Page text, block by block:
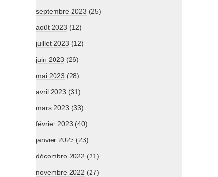
septembre 2023 (25)
août 2023 (12)
juillet 2023 (12)
juin 2023 (26)
mai 2023 (28)
avril 2023 (31)
mars 2023 (33)
février 2023 (40)
janvier 2023 (23)
décembre 2022 (21)
novembre 2022 (27)